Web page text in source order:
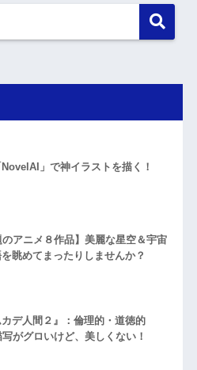
」で神イラストを描く！
のアニメ８作品】美麗な星空＆宇宙
眺めてまったりしませんか？
カデ人間２』：倫理的・道徳的
がグロいけど、美しくない！